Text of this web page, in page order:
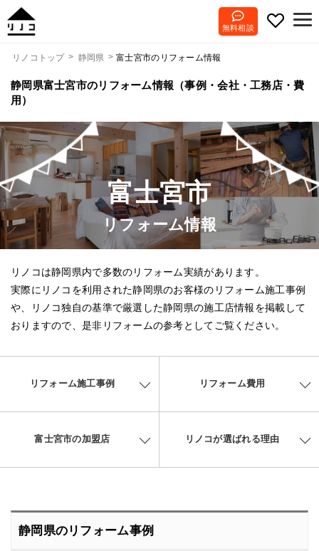
無料相談
リノコトップ 静岡県 富士宮市のリフォーム情報
静岡県富士宮市のリフォーム情報（事例・会社・工務店・費
用）
富士宮市
リフォーム情報
リノコは静岡県内で多数のリフォーム実績があります。
実際にリノコを利用された静岡県のお客様のリフォーム施工事例
や、リノコ独自の基準で厳選した静岡県の施工店情報を掲載して
おりますので、是非リフォームの参考としてご覧ください。
リフォーム施工事例 リフォーム費用
富士宮市の加盟店 リノコが選ばれる理由
静岡県のリフォーム事例